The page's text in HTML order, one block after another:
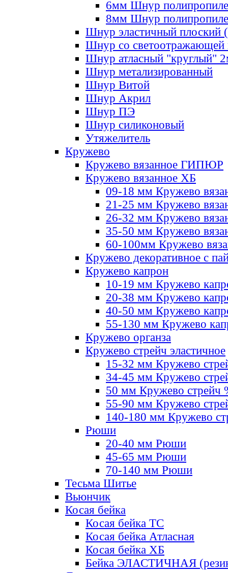
6мм Шнур
8мм Шнур
Шнур эластичный плоский
Шнур со светоотражающей
Шнур атласный "круглый"
Шнур метализированный
Шнур Витой
Шнур Акрил
Шнур ПЭ
Шнур силиконовый
Утяжелитель
Кружево
Кружево вязанное ГИПЮР
Кружево вязанное ХБ
09-18 мм Кружево
21-25 мм Кружево
26-32 мм Кружево
35-50 мм Кружево
60-100мм Кружево
Кружево декоративное с
Кружево капрон
10-19 мм Кружево
20-38 мм Кружево
40-50 мм Кружево
55-130 мм Кружево
Кружево органза
Кружево стрейч эластичное
15-32 мм Кружево
34-45 мм Кружево
50 мм Кружево стрейч
55-90 мм Кружево
140-180 мм Кружево
Рюши
20-40 мм Рюши
45-65 мм Рюши
70-140 мм Рюши
Тесьма Шитье
Вьюнчик
Косая бейка
Косая бейка ТС
Косая бейка Атласная
Косая бейка ХБ
Бейка ЭЛАСТИЧНАЯ